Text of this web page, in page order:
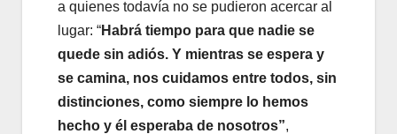
a quienes todavía no se pudieron acercar al
lugar: “Habrá tiempo para que nadie se
quede sin adiós. Y mientras se espera y
se camina, nos cuidamos entre todos, sin
distinciones, como siempre lo hemos
hecho y él esperaba de nosotros”,